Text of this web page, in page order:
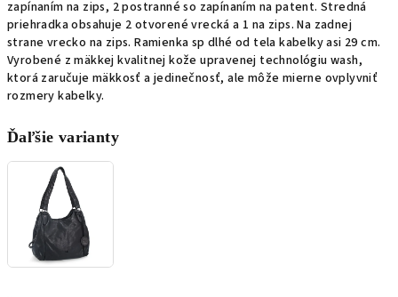
zapínaním na zips, 2 postranné so zapínaním na patent. Stredná
priehradka obsahuje 2 otvorené vrecká a 1 na zips. Na zadnej
strane vrecko na zips. Ramienka sp dlhé od tela kabelky asi 29 cm.
Vyrobené z mäkkej kvalitnej kože upravenej technológiu wash,
ktorá zaručuje mäkkosť a jedinečnosť, ale môže mierne ovplyvniť
rozmery kabelky.
Ďaľšie varianty